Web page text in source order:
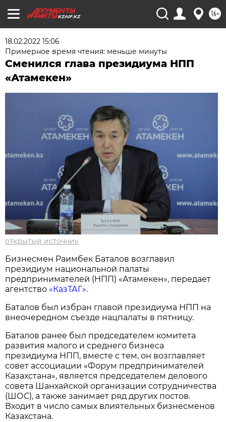
KZAIF.KZ 16+
18.02.2022 15:06
Примерное время чтения: меньше минуты
Сменился глава президиума НПП
«Атамекен»
открытый источник
Бизнесмен Раимбек Баталов возглавил
президиум национальной палаты
предпринимателей (НПП) «Атамекен», передает
агентство «КазТАГ».
Баталов был избран главой президиума НПП на
внеочередном съезде нацпалаты в пятницу.
Баталов ранее был председателем комитета
развития малого и среднего бизнеса
президиума НПП, вместе с тем, он возглавляет
совет ассоциации «Форум предпринимателей
Казахстана», является председателем делового
совета Шанхайской организации сотрудничества
(ШОС), а также занимает ряд других постов.
Входит в число самых влиятельных бизнесменов
Казахстана.